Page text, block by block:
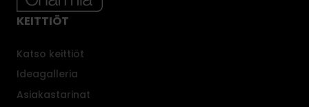
KEITTIÖT
Katso keittiöt
Ideagalleria
Asiakastarinat